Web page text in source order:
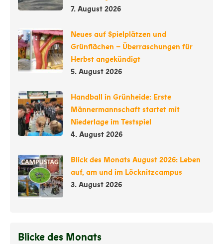
7. August 2026
Neues auf Spielplätzen und
Grünflächen – Überraschungen für
Herbst angekündigt
5. August 2026
Handball in Grünheide: Erste
Männermannschaft startet mit
Niederlage im Testspiel
4. August 2026
Blick des Monats August 2026: Leben
auf, am und im Löcknitzcampus
3. August 2026
Blicke des Monats